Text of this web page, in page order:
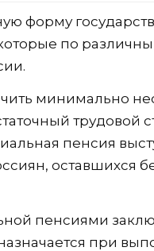
форму
по
минимально
трудовой
пенсия
оставшихся
пенсиями
при